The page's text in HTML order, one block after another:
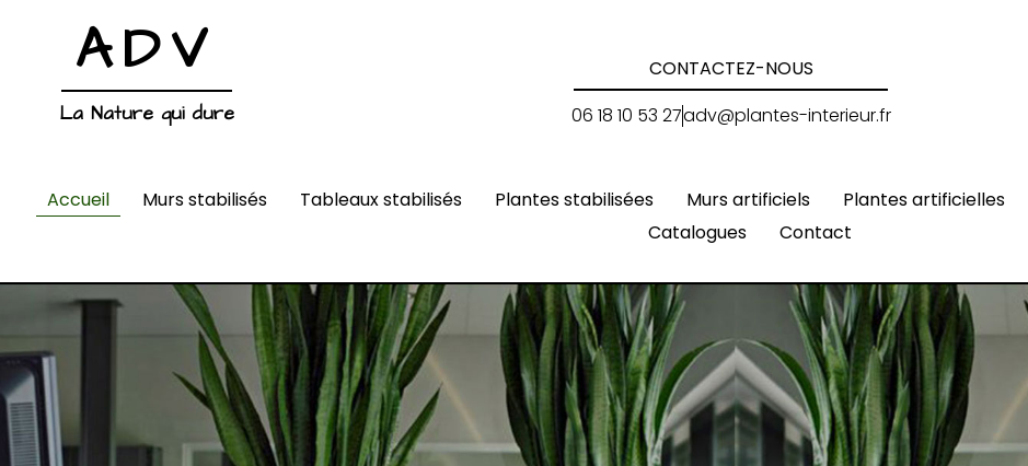
ADV
La Nature qui dure
CONTACTEZ-NOUS
06 18 10 53 27adv@plantes-interieur.fr
Accueil Murs stabilisés Tableaux stabilisés Plantes stabilisées Murs artificiels Plantes artificielles
Catalogues
Contact